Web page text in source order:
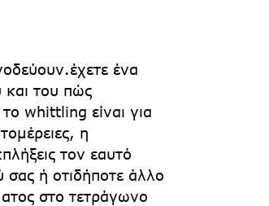
ένα
και του πώς
whittling είναι για
η
τον εαυτό
ή οτιδήποτε άλλο
στο τετράγωνο